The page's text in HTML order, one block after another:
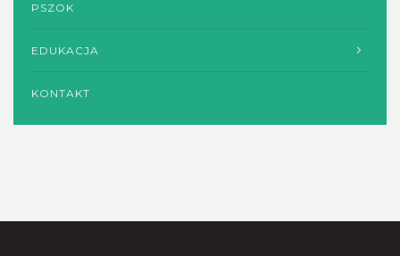
PSZOK
EDUKACJA
KONTAKT